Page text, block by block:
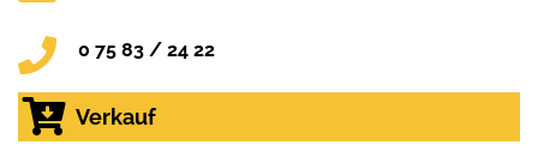
0 75 83 / 24 22
Verkauf